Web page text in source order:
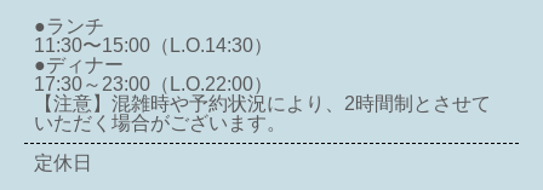
●ランチ
11:30〜15:00（L.O.14:30）
●ディナー
17:30～23:00（L.O.22:00）
【注意】混雑時や予約状況により、2時間制とさせて
いただく場合がございます。
定休日